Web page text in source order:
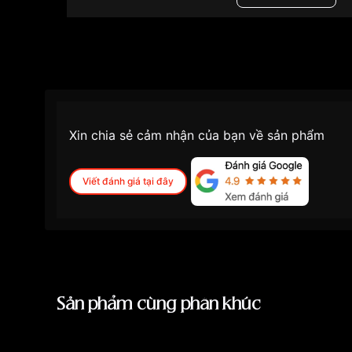
Mặt
Xin chia sẻ cảm nhận của bạn về sản phẩm
Viết đánh giá tại đây
Sản phẩm cùng phân khúc